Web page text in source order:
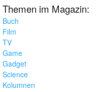
Themen im Magazin:
Buch
Film
TV
Game
Gadget
Science
Kolumnen